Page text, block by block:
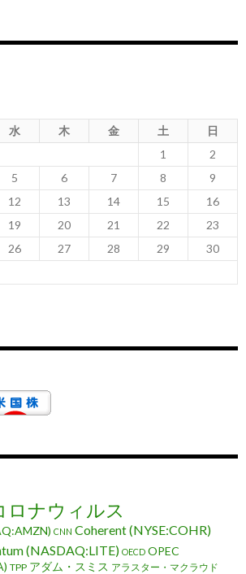
水 木 金 土
日
1
2
5 6 7 8
9
12 13 14 15
16
19 20 21 22
23
26 27 28 29
30
ロナウィルス
CNN Coherent (NYSE:COHR)
(NASDAQ:LITE) OECD OPEC
TPP アダム・スミス アラスター・マクラウド